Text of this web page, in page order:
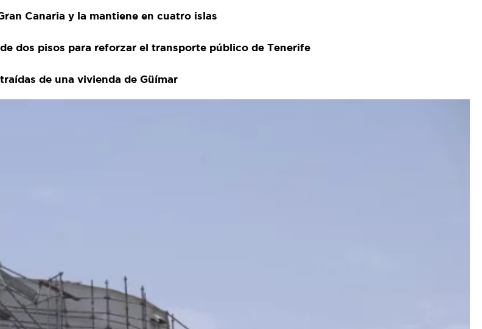
Canaria y la mantiene en cuatro islas
dos pisos para reforzar el transporte público de Tenerife
de una vivienda de Güímar